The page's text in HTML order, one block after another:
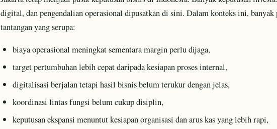
digital, dan pengendalian operasional dipusatkan di sini. Dalam konteks ini, banyak
tantangan yang serupa:
biaya operasional meningkat sementara margin perlu dijaga,
target pertumbuhan lebih cepat daripada kesiapan proses internal,
digitalisasi berjalan tetapi hasil bisnis belum terukur dengan jelas,
koordinasi lintas fungsi belum cukup disiplin,
keputusan ekspansi menuntut kesiapan organisasi dan arus kas yang lebih rapi,